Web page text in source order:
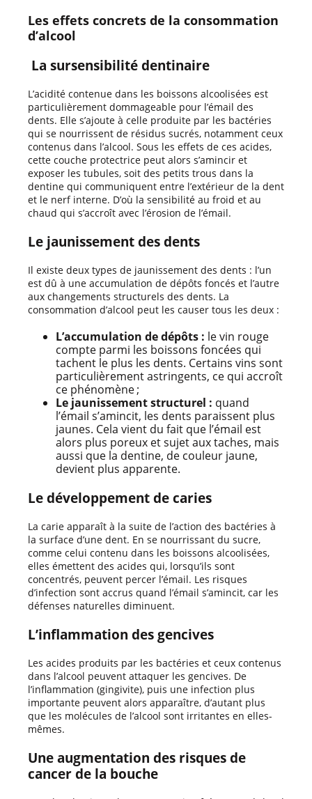
Les effets concrets de la consommation
d’alcool
La sursensibilité dentinaire
L’acidité contenue dans les boissons alcoolisées est
particulièrement dommageable pour l’émail des
dents. Elle s’ajoute à celle produite par les bactéries
qui se nourrissent de résidus sucrés, notamment ceux
contenus dans l’alcool. Sous les effets de ces acides,
cette couche protectrice peut alors s’amincir et
exposer les tubules, soit des petits trous dans la
dentine qui communiquent entre l’extérieur de la dent
et le nerf interne. D’où la sensibilité au froid et au
chaud qui s’accroît avec l’érosion de l’émail.
Le jaunissement des dents
Il existe deux types de jaunissement des dents : l’un
est dû à une accumulation de dépôts foncés et l’autre
aux changements structurels des dents. La
consommation d’alcool peut les causer tous les deux :
L’accumulation de dépôts : le vin rouge
compte parmi les boissons foncées qui
tachent le plus les dents. Certains vins sont
particulièrement astringents, ce qui accroît
ce phénomène ;
Le jaunissement structurel : quand
l’émail s’amincit, les dents paraissent plus
jaunes. Cela vient du fait que l’émail est
alors plus poreux et sujet aux taches, mais
aussi que la dentine, de couleur jaune,
devient plus apparente.
Le développement de caries
La carie apparaît à la suite de l’action des bactéries à
la surface d’une dent. En se nourrissant du sucre,
comme celui contenu dans les boissons alcoolisées,
elles émettent des acides qui, lorsqu’ils sont
concentrés, peuvent percer l’émail. Les risques
d’infection sont accrus quand l’émail s’amincit, car les
défenses naturelles diminuent.
L’inflammation des gencives
Les acides produits par les bactéries et ceux contenus
dans l’alcool peuvent attaquer les gencives. De
l’inflammation (gingivite), puis une infection plus
importante peuvent alors apparaître, d’autant plus
que les molécules de l’alcool sont irritantes en elles-
mêmes.
Une augmentation des risques de
cancer de la bouche